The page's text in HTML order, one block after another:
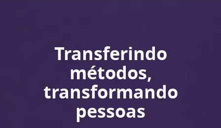
Transferindo
métodos,
transformando
pessoas